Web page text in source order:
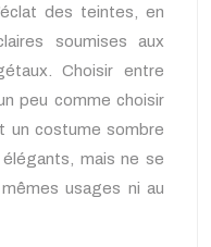
des teintes, en
soumises aux
Choisir entre
peu comme choisir
un costume sombre
mais ne se
usages ni au